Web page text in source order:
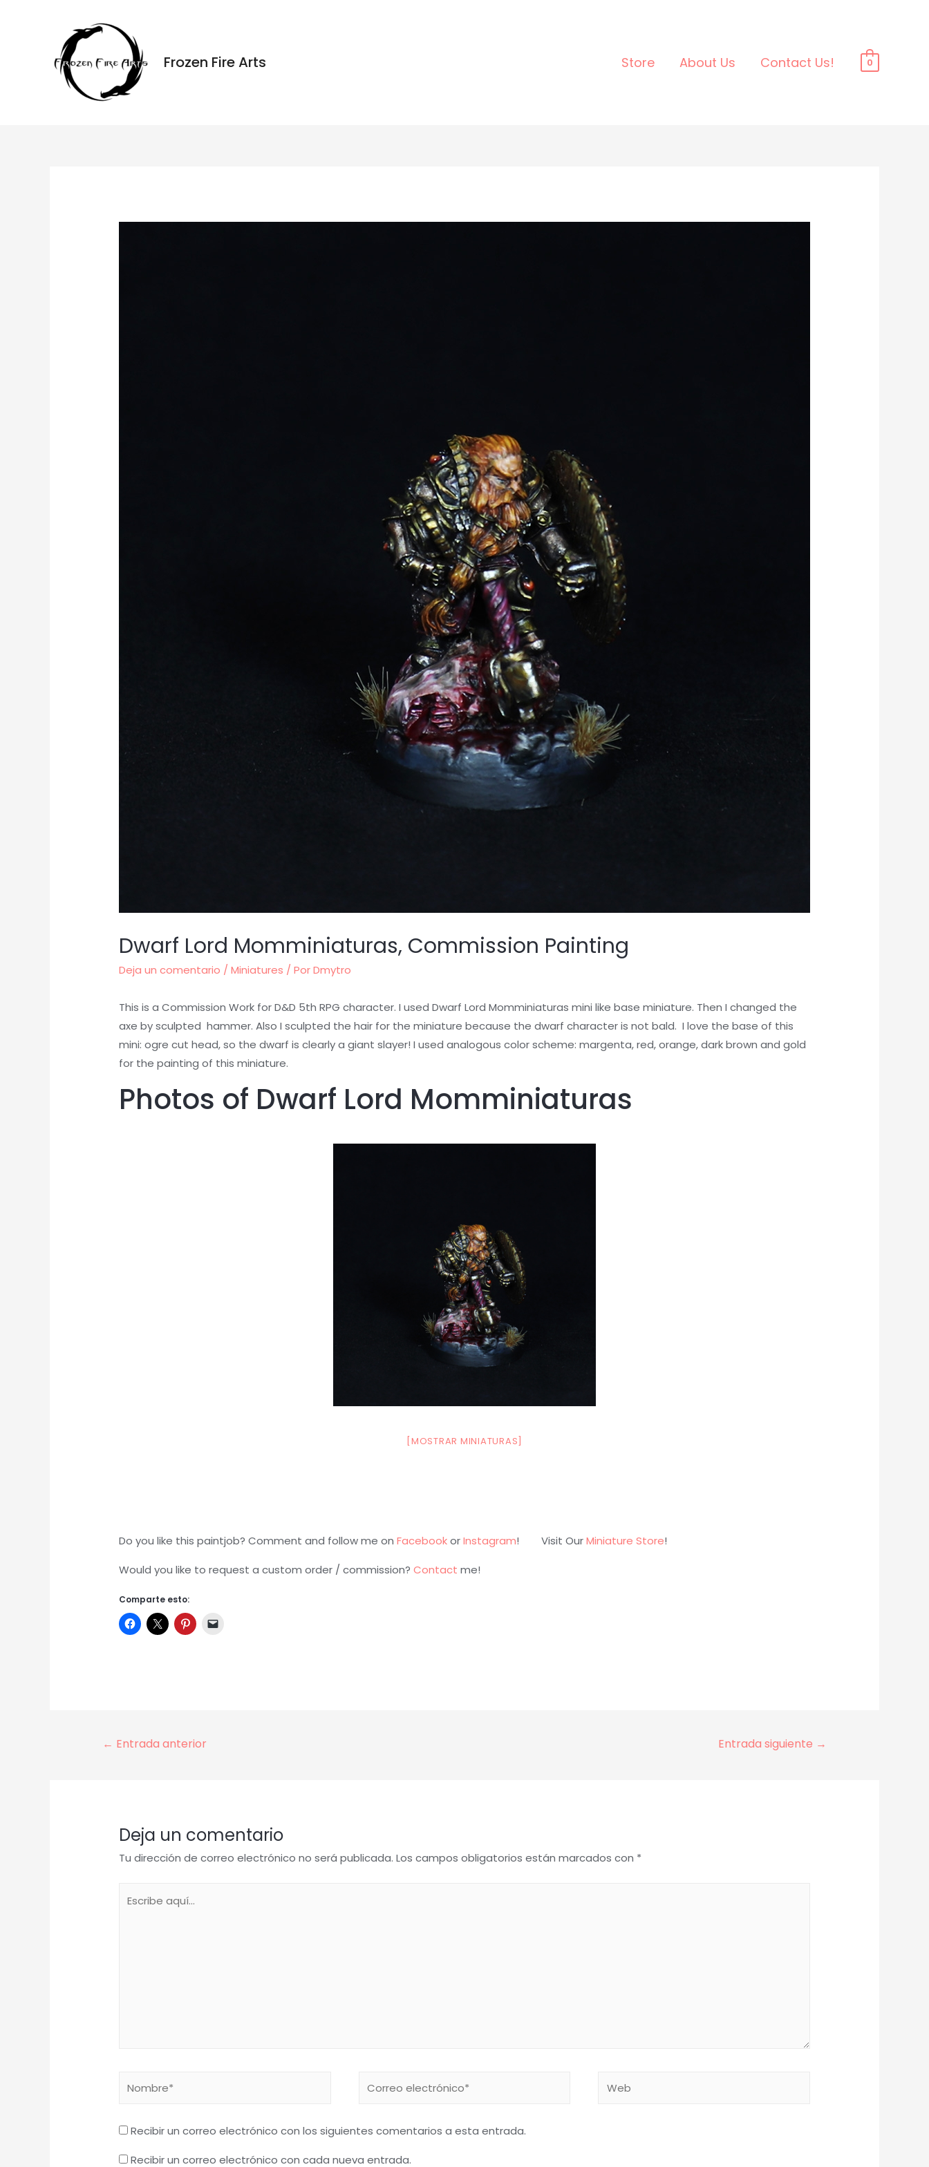
Frozen Fire Arts Store About Us Contact Us! 0
Dwarf Lord Momminiaturas, Commission Painting
Deja un comentario /Miniatures / PorDmytro
This is a Commission Work for D&D 5th RPG character. I used Dwarf Lord Momminiaturas mini like base miniature. Then I changed the
axe by sculpted hammer. Also I sculpted the hair for the miniature because the dwarf character is not bald. I love the base of this
mini: ogre cut head, so the dwarf is clearly a giant slayer! I used analogous color scheme: margenta, red, orange, dark brown and gold
for the painting of this miniature.
Photos of Dwarf Lord Momminiaturas
[MOSTRAR MINIATURAS]
Do you like this paintjob? Comment and follow me onFacebookorInstagram! Visit OurMiniature Store!
Would you like to request a custom order / commission?Contact me!
Comparte esto:
Navegación
← Entrada anterior Entrada siguiente →
Deja un comentario
Tu dirección de correo electrónico no será publicada. Los campos obligatorios están marcados con *
Recibir un correo electrónico con los siguientes comentarios a esta entrada.
Recibir un correo electrónico con cada nueva entrada.